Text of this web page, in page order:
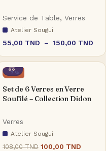
Service de Table, Verres
Atelier Sougui
55,00 TND – 150,00 TND
-7%
Set de 6 Verres en Verre
Soufflé – Collection Didon
Verres
Atelier Sougui
108,00TND 100,00 TND